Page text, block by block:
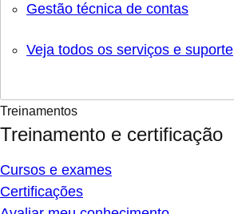
Gestão técnica de contas
Veja todos os serviços e suporte
Treinamentos
Treinamento e certificação
Cursos e exames
Certificações